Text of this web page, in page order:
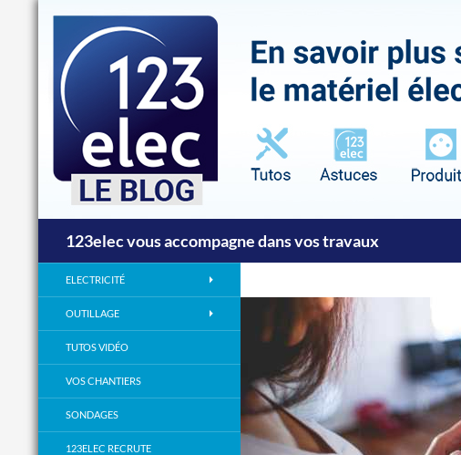
123elec vous accompagne dans vos travaux
ELECTRICITÉ
OUTILLAGE
TUTOS VIDÉO
VOS CHANTIERS
SONDAGES
123ELEC RECRUTE